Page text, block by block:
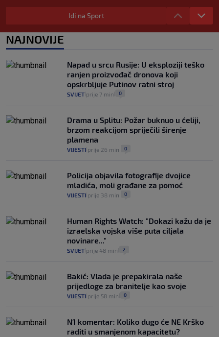
Provjerili smo "što ćemo onda" ako
Plenković na 15 dana ukine mjere: "Ne bi
se dogodilo ništa. Vlada se zaljubila u te
intervencije"
Analitičar o Mostu: Oni su u yin-yang
poziciji i imaju drugog najpoznatijeg
bravara u povijesti Hrvatske
VIJESTI 30. srp. 16
Idi na Sport
NAJNOVIJE
Napad u srcu Rusije: U eksploziji teško
ranjen proizvođač dronova koji
opskrbljuje Putinov ratni stroj
SVIJET prije 7 min 0
Drama u Splitu: Požar buknuo u ćeliji,
brzom reakcijom spriječili širenje
plamena
VIJESTI prije 26 min 0
Policija objavila fotografije dvojice
mladića, moli građane za pomoć
VIJESTI prije 38 min 0
Human Rights Watch: "Dokazi kažu da je
izraelska vojska više puta ciljala
novinare..."
SVIJET prije 48 min 2
Bakić: Vlada je prepakirala naše
prijedloge za branitelje kao svoje
VIJESTI prije 58 min 0
N1 komentar: Koliko dugo će NE Krško
raditi u smanjenom kapacitetu?